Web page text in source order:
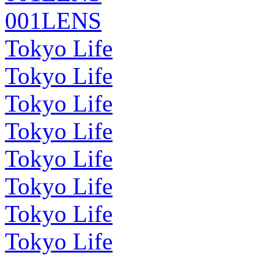
001LENS
Tokyo Life
Tokyo Life
Tokyo Life
Tokyo Life
Tokyo Life
Tokyo Life
Tokyo Life
Tokyo Life